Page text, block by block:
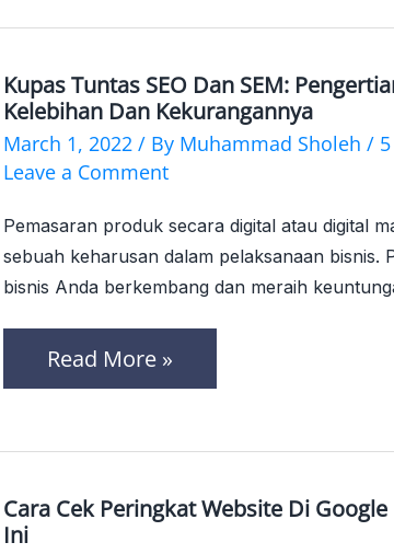
Kupas Tuntas SEO Dan SEM:
Kelebihan Dan Kekurangannya
March 1, 2022 / By Muhammad Sholeh /
Leave a Comment
Pemasaran produk secara digital atau digital
sebuah keharusan dalam pelaksanaan bisnis.
bisnis Anda berkembang dan meraih
Kupas
Tuntas
SEO
SEM:
Pengertian,
Perbedaan,
Kelebihan
Read More »
Cara Cek Peringkat Website Di
Ini
Cara